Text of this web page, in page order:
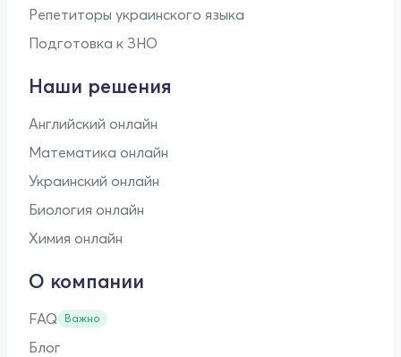
Репетиторы украинского языка
Подготовка к ЗНО
Наши решения
Английский онлайн
Математика онлайн
Украинский онлайн
Биология онлайн
Химия онлайн
О компании
FAQ Важно
Блог